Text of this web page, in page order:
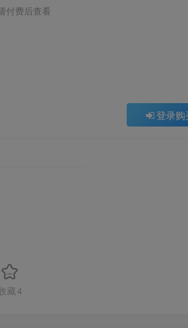
付费后查看
登录购
藏4